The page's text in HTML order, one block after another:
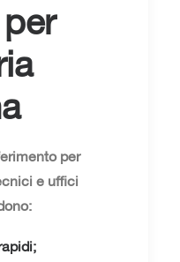
per
e uffici